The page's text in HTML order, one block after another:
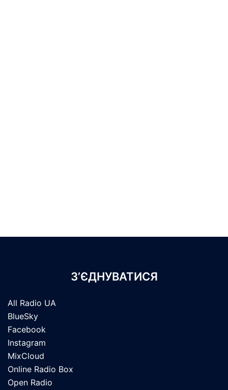
З’ЄДНУВАТИСЯ
All Radio UA
BlueSky
Facebook
Instagram
MixCloud
Online Radio Box
Open Radio